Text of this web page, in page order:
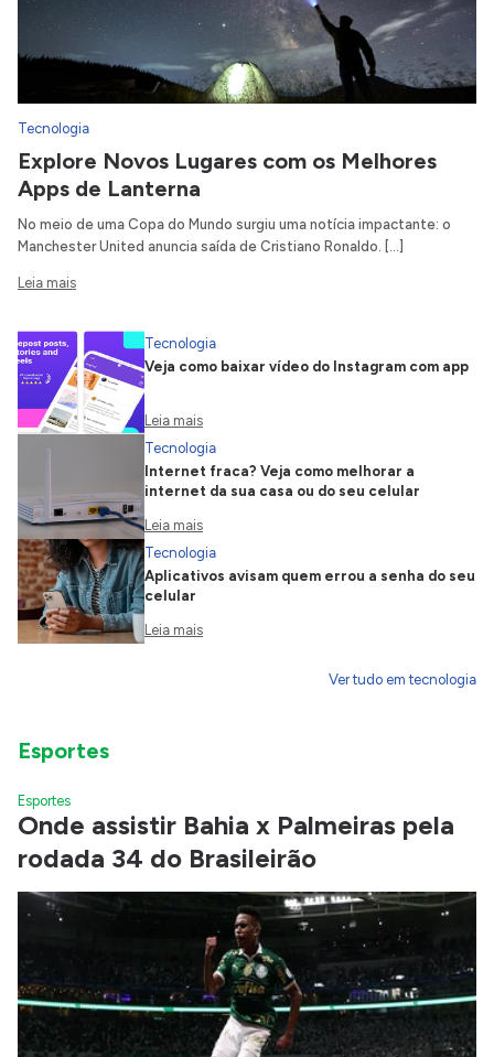
Tecnologia
Explore Novos Lugares com os Melhores
Apps de Lanterna
No meio de uma Copa do Mundo surgiu uma notícia impactante: o
Manchester United anuncia saída de Cristiano Ronaldo. […]
Leia mais
Tecnologia
Veja como baixar vídeo do Instagram com app
Leia mais
Tecnologia
Internet fraca? Veja como melhorar a
internet da sua casa ou do seu celular
Leia mais
Tecnologia
Aplicativos avisam quem errou a senha do seu
celular
Leia mais
Ver tudo em tecnologia
Esportes
Esportes
Onde assistir Bahia x Palmeiras pela
rodada 34 do Brasileirão